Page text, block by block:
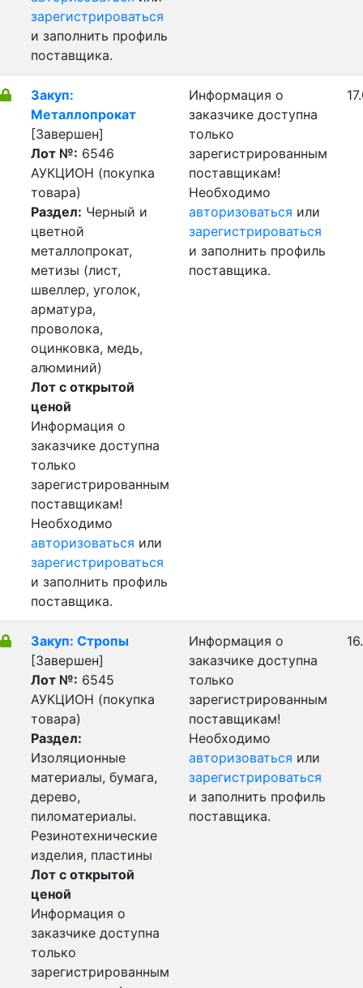
зарегистрироваться
и заполнить профиль
поставщика.
Закуп:
Металлопрокат
[Завершен]
Лот №: 6546
АУКЦИОН (покупка
товара)
Раздел: Черный и
цветной
металлопрокат,
метизы (лист,
швеллер, уголок,
арматура,
проволока,
оцинковка, медь,
алюминий)
Лот с открытой
ценой
Информация о
заказчике доступна
только
зарегистрированным
поставщикам!
Необходимо
авторизоваться или
зарегистрироваться
и заполнить профиль
поставщика.
Информация о
заказчике доступна
только
зарегистрированным
поставщикам!
Необходимо
авторизоваться или
зарегистрироваться
и заполнить профиль
поставщика.
Закуп: Стропы
[Завершен]
Лот №: 6545
АУКЦИОН (покупка
товара)
Раздел:
Изоляционные
материалы, бумага,
дерево,
пиломатериалы.
Резинотехнические
изделия, пластины
Лот с открытой
ценой
Информация о
заказчике доступна
только
зарегистрированным
Информация о
заказчике доступна
только
зарегистрированным
поставщикам!
Необходимо
авторизоваться или
зарегистрироваться
и заполнить профиль
поставщика.